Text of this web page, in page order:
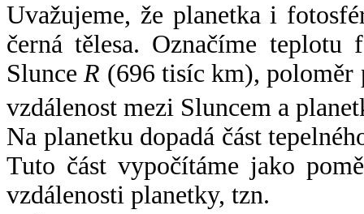
Uvažujeme, že planetka i
černá tělesa. Označíme
SlunceR (696 tisíc km),
vzdálenost mezi Sluncem a
Na planetku dopadá část
Tuto část vypočítáme jako
vzdálenosti planetky, tzn.